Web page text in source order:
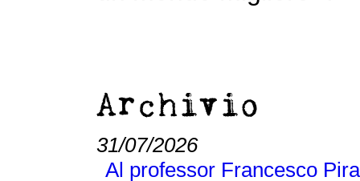
Archivio
31/07/2026
Al professor Francesco